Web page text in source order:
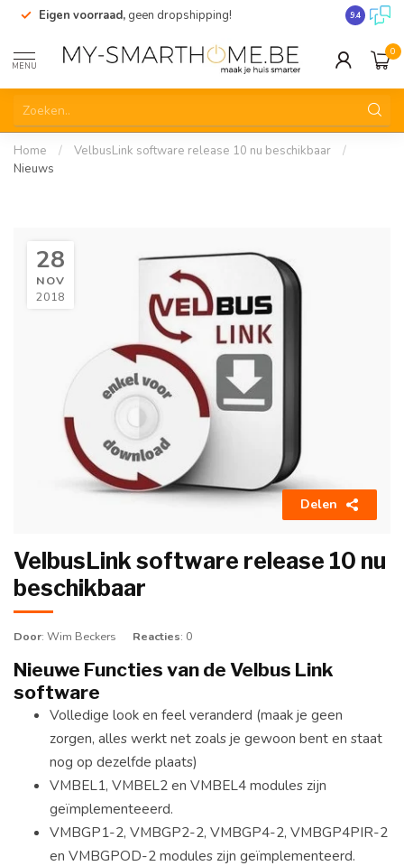
Eigen voorraad, geen dropshipping! 9.4
MENU
0
Home / VelbusLink software release 10 nu beschikbaar
/
Nieuws
28
NOV
2018
Delen
VelbusLink software release 10 nu
beschikbaar
Door: Wim Beckers Reacties: 0
Nieuwe Functies van de Velbus Link
software
Volledige look en feel veranderd (maak je geen
zorgen, alles werkt net zoals je gewoon bent en staat
nog op dezelfde plaats)
VMBEL1, VMBEL2 en VMBEL4 modules zijn
geïmplementeeerd.
VMBGP1-2, VMBGP2-2, VMBGP4-2, VMBGP4PIR-2
en VMBGPOD-2 modules zijn geïmplementeerd.